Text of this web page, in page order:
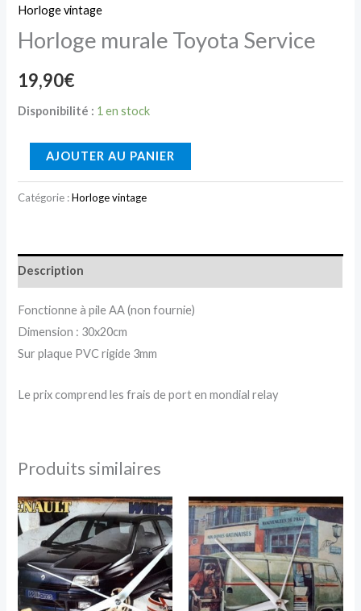
Horloge vintage
Horloge murale Toyota Service
19,90€
Disponibilité : 1 en stock
AJOUTER AU PANIER
Catégorie :Horloge vintage
Description
Fonctionne à pile AA (non fournie)
Dimension : 30x20cm
Sur plaque PVC rigide 3mm
Le prix comprend les frais de port en mondial relay
Produits similaires